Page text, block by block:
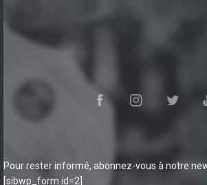
Pour rester informé, abonnez-vous à notre
[sibwp_form id=2]